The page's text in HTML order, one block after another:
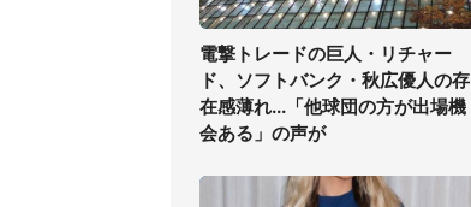
電撃トレードの巨人・リチャー
ド、ソフトバンク・秋広優人の存
在感薄れ...「他球団の方が出場機
会ある」の声が